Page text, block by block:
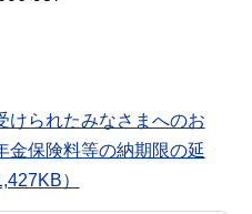
けられたみなさまへのお
金保険料等の納期限の延
）